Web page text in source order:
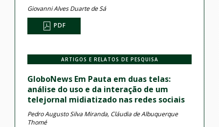
Giovanni Alves Duarte de Sá
PDF
ARTIGOS E RELATOS DE PESQUISA
GloboNews Em Pauta em duas telas:
análise do uso e da interação de um
telejornal midiatizado nas redes sociais
Pedro Augusto Silva Miranda, Cláudia de Albuquerque
Thomé